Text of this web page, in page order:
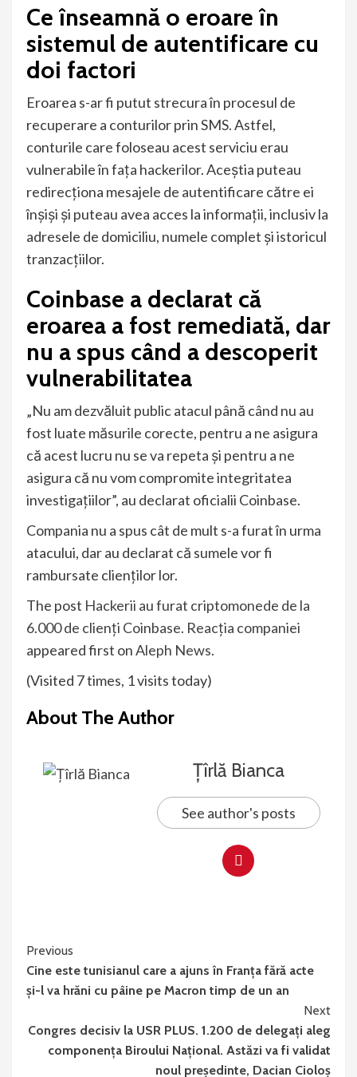
Ce înseamnă o eroare în
sistemul de autentificare cu
doi factori
Eroarea s-ar fi putut strecura în procesul de
recuperare a conturilor prin SMS. Astfel,
conturile care foloseau acest serviciu erau
vulnerabile în fața hackerilor. Aceștia puteau
redirecționa mesajele de autentificare către ei
înșiși și puteau avea acces la informații, inclusiv la
adresele de domiciliu, numele complet și istoricul
tranzacțiilor.
Coinbase a declarat că
eroarea a fost remediată, dar
nu a spus când a descoperit
vulnerabilitatea
„Nu am dezvăluit public atacul până când nu au
fost luate măsurile corecte, pentru a ne asigura
că acest lucru nu se va repeta și pentru a ne
asigura că nu vom compromite integritatea
investigațiilor”, au declarat oficialii Coinbase.
Compania nu a spus cât de mult s-a furat în urma
atacului, dar au declarat că sumele vor fi
rambursate clienților lor.
The post Hackerii au furat criptomonede de la
6.000 de clienți Coinbase. Reacția companiei
appeared first onAleph News.
(Visited 7 times, 1 visits today)
About The Author
Țîrlă Bianca
See author's posts
Continue
Reading
Previous
Cine este tunisianul care a ajuns în Franța fără acte
și-l va hrăni cu pâine pe Macron timp de un an
Next
Congres decisiv la USR PLUS. 1.200 de delegaţi aleg
componenţa Biroului Naţional. Astăzi va fi validat
noul preşedinte, Dacian Cioloș